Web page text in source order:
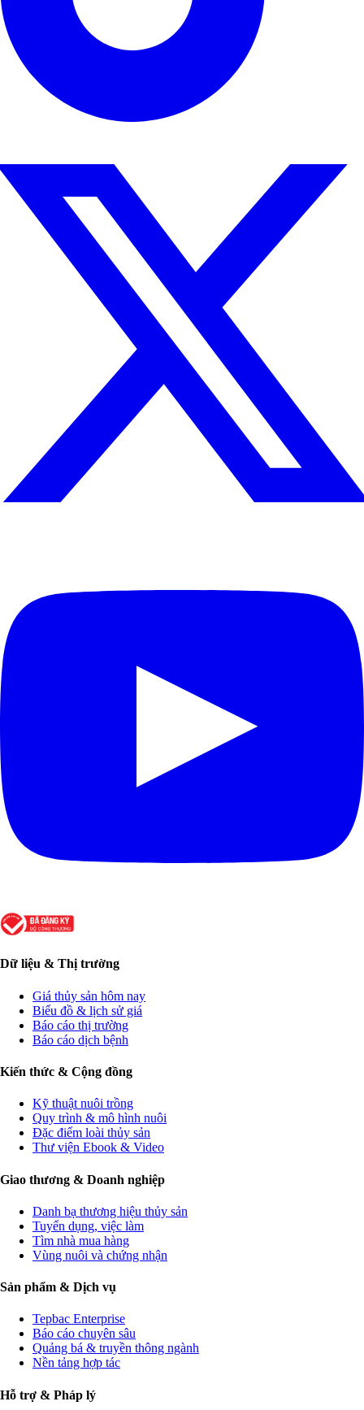
Dữ liệu & Thị trường
Giá thủy sản hôm nay
Biểu đồ & lịch sử giá
Báo cáo thị trường
Báo cáo dịch bệnh
Kiến thức & Cộng đồng
Kỹ thuật nuôi trồng
Quy trình & mô hình nuôi
Đặc điểm loài thủy sản
Thư viện Ebook & Video
Giao thương & Doanh nghiệp
Danh bạ thương hiệu thủy sản
Tuyển dụng, việc làm
Tìm nhà mua hàng
Vùng nuôi và chứng nhận
Sản phẩm & Dịch vụ
Tepbac Enterprise
Báo cáo chuyên sâu
Quảng bá & truyền thông ngành
Nền tảng hợp tác
Hỗ trợ & Pháp lý